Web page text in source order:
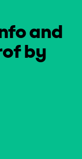
and
by